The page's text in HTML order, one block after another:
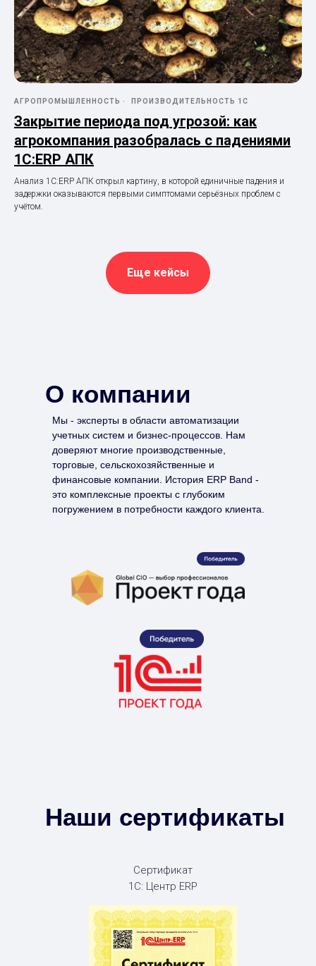
АГРОПРОМЫШЛЕННОСТЬ ПРОИЗВОДИТЕЛЬНОСТЬ 1С
Закрытие периода под угрозой: как
агрокомпания разобралась с падениями
1С:ERP АПК
Анализ 1С:ERP АПК открыл картину, в которой единичные падения и
задержки оказываются первыми симптомами серьёзных проблем с
учётом.
Еще кейсы
Мы - эксперты в области автоматизации
учетных систем и бизнес-процессов. Нам
доверяют многие производственные,
торговые, сельскохозяйственные и
финансовые компании. История ERP Band -
это комплексные проекты с глубоким
погружением в потребности каждого клиента.
О компании
Наши сертификаты
Сертификат
1С: Центр ERP